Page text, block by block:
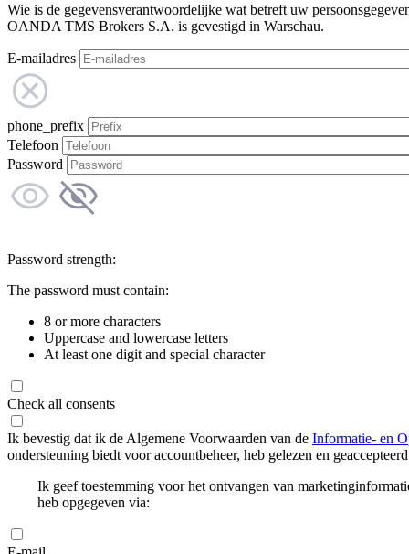
Wie is de gegevensverantwoordelijke wat betreft uw
OANDA TMS Brokers S.A. is gevestigd in Warschau.
E-mailadres
phone_prefix
Telefoon
Password
Password strength:
The password must contain:
8 or more characters
Uppercase and lowercase letters
At least one digit and special character
Check all consents
Ik bevestig dat ik de Algemene Voorwaarden van de Informatie- en
ondersteuning biedt voor accountbeheer, heb gelezen en
Ik geef toestemming voor het ontvangen van
heb opgegeven via: